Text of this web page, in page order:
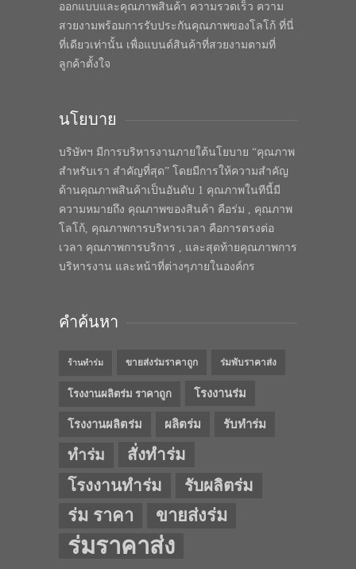
ออกแบบและคุณภาพสินค้า ความรวดเร็ว ความ
สวยงามพร้อมการรับประกันคุณภาพของโลโก้ ที่นี่
ที่เดียวเท่านั้น เพื่อแบนด์สินค้าที่สวยงามตามที่
ลูกค้าตั้งใจ
นโยบาย
บริษัทฯ มีการบริหารงานภายใต้นโยบาย “คุณภาพ
สำหรับเรา สำคัญที่สุด” โดยมีการให้ความสำคัญ
ด้านคุณภาพสินค้าเป็นอันดับ 1 คุณภาพในทีนี้มี
ความหมายถึง คุณภาพของสินค้า คือร่ม , คุณภาพ
โลโก้, คุณภาพการบริหารเวลา คือการตรงต่อ
เวลา คุณภาพการบริการ , และสุดท้ายคุณภาพการ
บริหารงาน และหน้าที่ต่างๆภายในองค์กร
คำค้นหา
ร้านทำร่ม ขายส่งร่มราคาถูก ร่มพับราคาส่ง
โรงงานผลิตร่ม ราคาถูก โรงงานร่ม
โรงงานผลิตร่ม ผลิตร่ม รับทำร่ม
ทำร่ม
สั่งทำร่ม
โรงงานทำร่ม
รับผลิตร่ม
ร่ม ราคา ขายส่งร่ม
ร่มราคาส่ง